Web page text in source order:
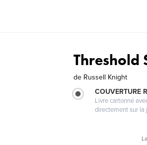
Threshold
de Russell Knight
COUVERTURE
Livre cartonné
directement sur la